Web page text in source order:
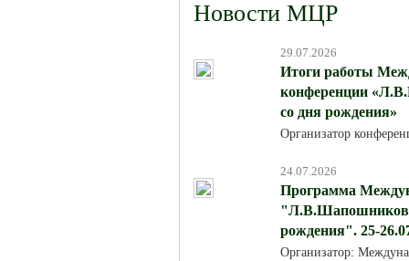
Новости МЦР
29.07.2026
Итоги работы
конференции
со дня рождения»
Организатор
24.07.2026
Программа
"Л.В.Шапошникова:
рождения". 25-
Организатор: